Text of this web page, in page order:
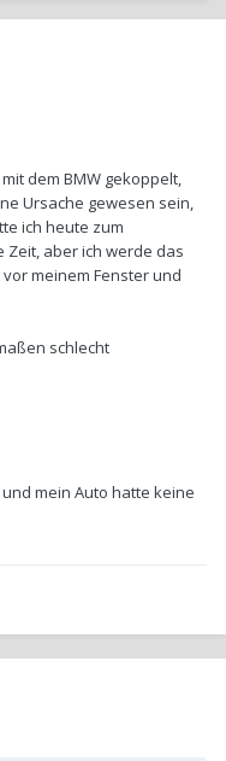
dem BMW gekoppelt,
Ursache gewesen sein,
ich heute zum
aber ich werde das
meinem Fenster und
schlecht
mein Auto hatte keine